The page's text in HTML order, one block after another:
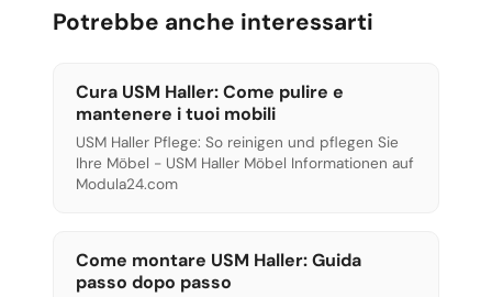
Potrebbe anche interessarti
Cura USM Haller: Come pulire e
mantenere i tuoi mobili
USM Haller Pflege: So reinigen und pflegen Sie
Ihre Möbel - USM Haller Möbel Informationen auf
Modula24.com
Come montare USM Haller: Guida
passo dopo passo